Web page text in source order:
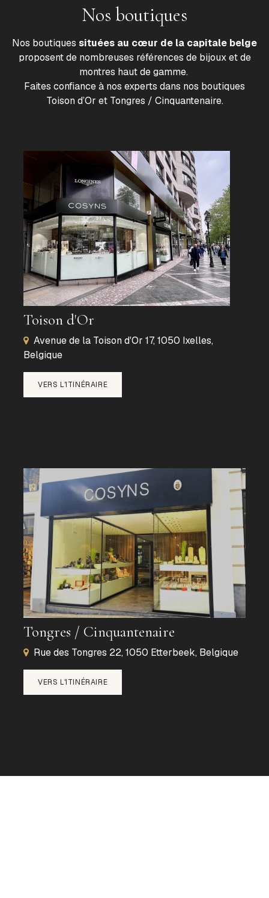
Nos boutiques
Nos boutiques situées au cœur de la capitale belge
proposent de nombreuses références de bijoux et de
montres haut de gamme.
Faites confiance à nos experts dans nos boutiques
Toison d’Or et Tongres / Cinquantenaire.
Toison d'Or
Avenue de la Toison d'Or 17, 1050 Ixelles,
Belgique
VERS L'ITINÉRAIRE
Tongres / Cinquantenaire
Rue des Tongres 22, 1050 Etterbeek, Belgique
VERS L'ITINÉRAIRE